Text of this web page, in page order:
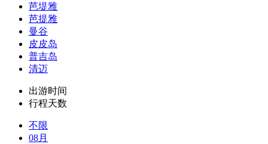
芭堤雅
芭提雅
曼谷
皮皮岛
普吉岛
清迈
出游时间
行程天数
不限
08月